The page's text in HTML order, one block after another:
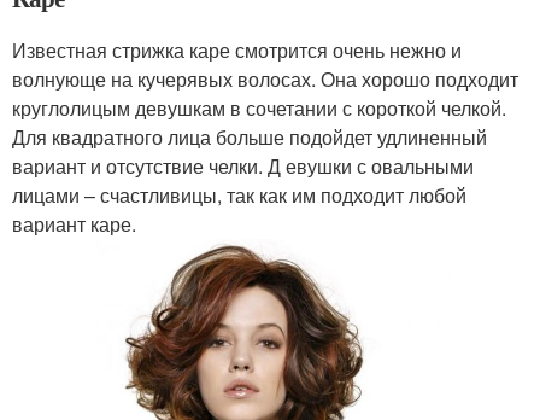
Известная стрижка каре смотрится очень нежно и
волнующе на кучерявых волосах. Она хорошо подходит
круглолицым девушкам в сочетании с короткой челкой.
Для квадратного лица больше подойдет удлиненный
вариант и отсутствие челки. Д евушки с овальными
лицами – счастливицы, так как им подходит любой
вариант каре.